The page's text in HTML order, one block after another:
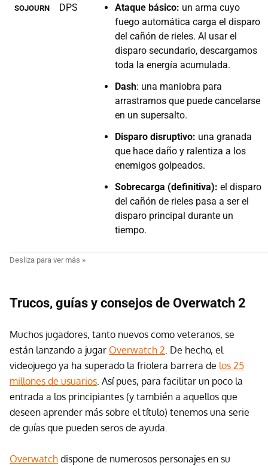
SOJOURN DPS Ataque básico: un arma cuyo
fuego automática carga el disparo
del cañón de rieles. Al usar el
disparo secundario, descargamos
toda la energía acumulada.
Dash: una maniobra para
arrastrarnos que puede cancelarse
en un supersalto.
Disparo disruptivo: una granada
que hace daño y ralentiza a los
enemigos golpeados.
Sobrecarga (definitiva): el disparo
del cañón de rieles pasa a ser el
disparo principal durante un
tiempo.
Trucos, guías y consejos de Overwatch 2
Muchos jugadores, tanto nuevos como veteranos, se
están lanzando a jugar Overwatch 2. De hecho, el
videojuego ya ha superado la friolera barrera de los 25
millones de usuarios. Así pues, para facilitar un poco la
entrada a los principiantes (y también a aquellos que
deseen aprender más sobre el título) tenemos una serie
de guías que pueden seros de ayuda.
Overwatch dispone de numerosos personajes en su